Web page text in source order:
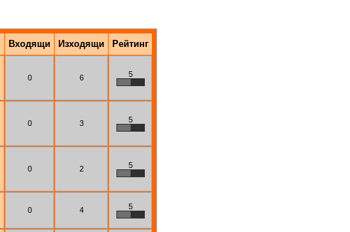
Входящи Изходящи Рейтинг
0 6 5
0 3 5
0 2 5
0 4 5